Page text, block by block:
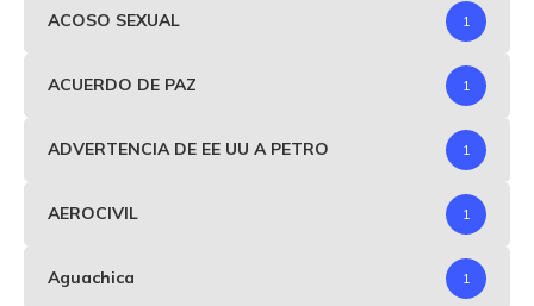
ACOSO SEXUAL 1
ACUERDO DE PAZ 1
ADVERTENCIA DE EE UU A PETRO 1
AEROCIVIL 1
Aguachica 1